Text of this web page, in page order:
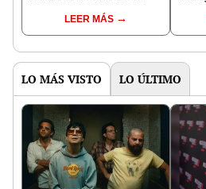
Paramount+?
LEER MÁS
LO MÁS VISTO LO ÚLTIMO